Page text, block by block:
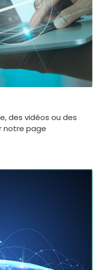
des vidéos ou des
notre page